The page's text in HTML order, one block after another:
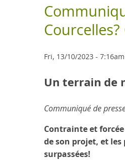
Fri, 13/10/2023 -
Un terrain de
Communiqué de
Contrainte et
de son projet, et
surpassées!